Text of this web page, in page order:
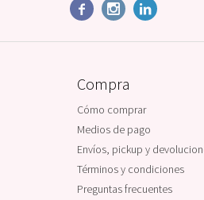
  
Compra
Cómo comprar
Medios de pago
Envíos, pickup y
Términos y condiciones
Preguntas frecuentes